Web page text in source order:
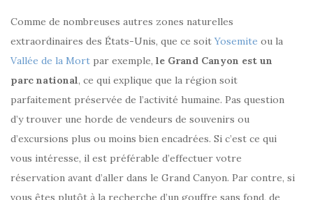
Comme de nombreuses autres zones naturelles
extraordinaires des États-Unis, que ce soitYosemite ou la
Vallée de la Mort par exemple, le Grand Canyon est un
parc national, ce qui explique que la région soit
parfaitement préservée de l’activité humaine. Pas question
d’y trouver une horde de vendeurs de souvenirs ou
d’excursions plus ou moins bien encadrées. Si c’est ce qui
vous intéresse, il est préférable d’effectuer votre
réservation avant d’aller dans le Grand Canyon. Par contre, si
vous êtes plutôt à la recherche d’un gouffre sans fond, de